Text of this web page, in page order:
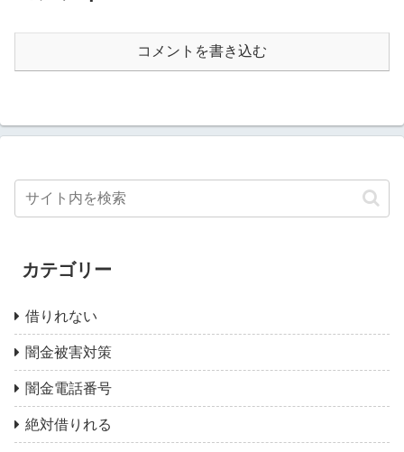
コメントを書き込む
カテゴリー
借りれない
闇金被害対策
闇金電話番号
絶対借りれる